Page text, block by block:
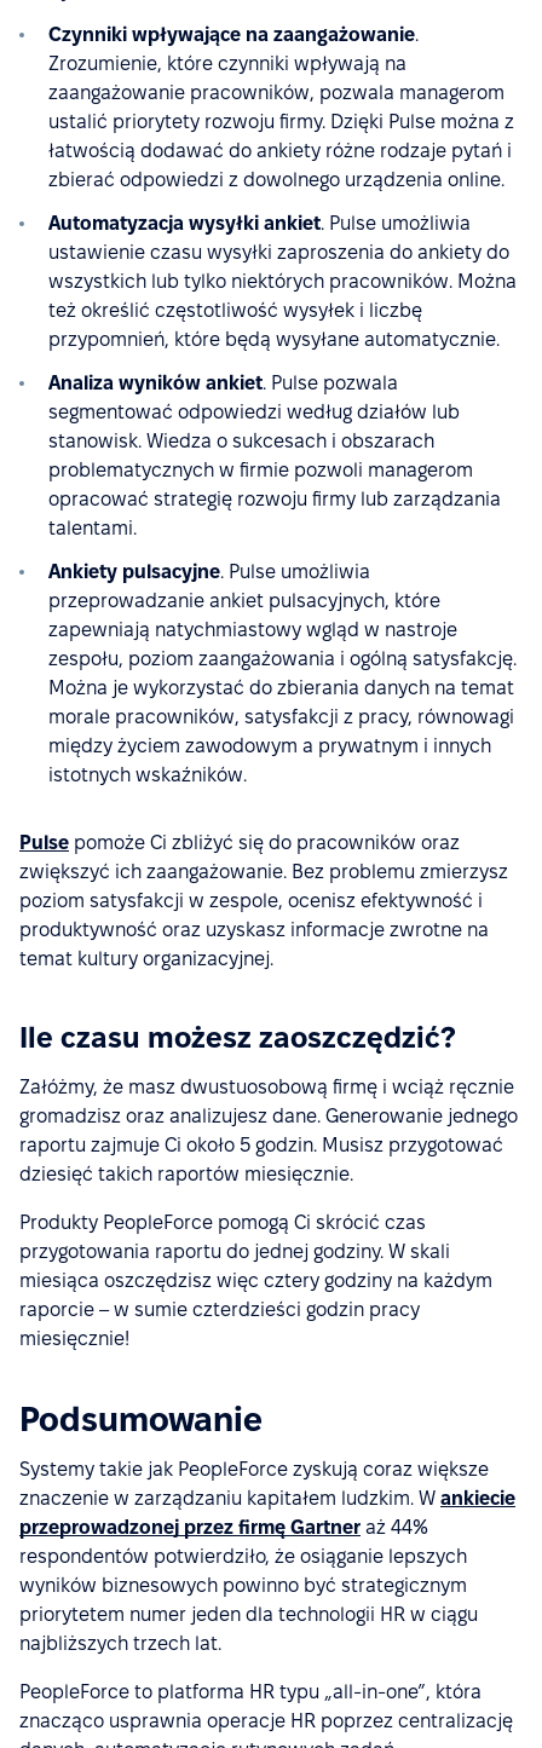
Czynniki wpływające na zaangażowanie.
Zrozumienie, które czynniki wpływają na
zaangażowanie pracowników, pozwala managerom
ustalić priorytety rozwoju firmy. Dzięki Pulse można z
łatwością dodawać do ankiety różne rodzaje pytań i
zbierać odpowiedzi z dowolnego urządzenia online.
Automatyzacja wysyłki ankiet. Pulse umożliwia
ustawienie czasu wysyłki zaproszenia do ankiety do
wszystkich lub tylko niektórych pracowników. Można
też określić częstotliwość wysyłek i liczbę
przypomnień, które będą wysyłane automatycznie.
Analiza wyników ankiet. Pulse pozwala
segmentować odpowiedzi według działów lub
stanowisk. Wiedza o sukcesach i obszarach
problematycznych w firmie pozwoli managerom
opracować strategię rozwoju firmy lub zarządzania
talentami.
Ankiety pulsacyjne. Pulse umożliwia
przeprowadzanie ankiet pulsacyjnych, które
zapewniają natychmiastowy wgląd w nastroje
zespołu, poziom zaangażowania i ogólną satysfakcję.
Można je wykorzystać do zbierania danych na temat
morale pracowników, satysfakcji z pracy, równowagi
między życiem zawodowym a prywatnym i innych
istotnych wskaźników.
Pulse pomoże Ci zbliżyć się do pracowników oraz
zwiększyć ich zaangażowanie. Bez problemu zmierzysz
poziom satysfakcji w zespole, ocenisz efektywność i
produktywność oraz uzyskasz informacje zwrotne na
temat kultury organizacyjnej.
Ile czasu możesz zaoszczędzić?
Załóżmy, że masz dwustuosobową firmę i wciąż ręcznie
gromadzisz oraz analizujesz dane. Generowanie jednego
raportu zajmuje Ci około 5 godzin. Musisz przygotować
dziesięć takich raportów miesięcznie.
Produkty PeopleForce pomogą Ci skrócić czas
przygotowania raportu do jednej godziny. W skali
miesiąca oszczędzisz więc cztery godziny na każdym
raporcie – w sumie czterdzieści godzin pracy
miesięcznie!
Podsumowanie
Systemy takie jak PeopleForce zyskują coraz większe
znaczenie w zarządzaniu kapitałem ludzkim. W ankiecie
przeprowadzonej przez firmę Gartner aż 44%
respondentów potwierdziło, że osiąganie lepszych
wyników biznesowych powinno być strategicznym
priorytetem numer jeden dla technologii HR w ciągu
najbliższych trzech lat.
PeopleForce to platforma HR typu „all-in-one”, która
znacząco usprawnia operacje HR poprzez centralizację